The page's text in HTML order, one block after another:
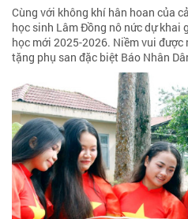
Cùng với không khí hân hoan của
học sinh Lâm Đồng nô nức dự khai
học mới 2025-2026. Niềm vui
tặng phụ san đặc biệt Báo Nhân